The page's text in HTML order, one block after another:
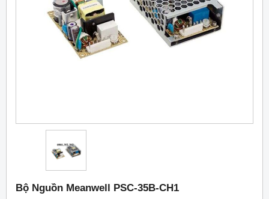
Bộ Nguồn Meanwell PSC-35B-CH1